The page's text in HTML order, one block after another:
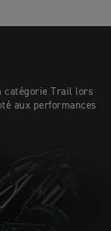
catégorie Trail lors
aux performances